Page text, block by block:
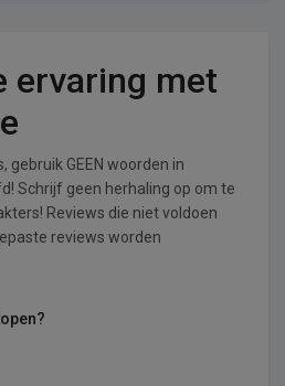
ervaring met
gebruik GEEN woorden in
Schrijf geen herhaling op om te
Reviews die niet voldoen
reviews worden